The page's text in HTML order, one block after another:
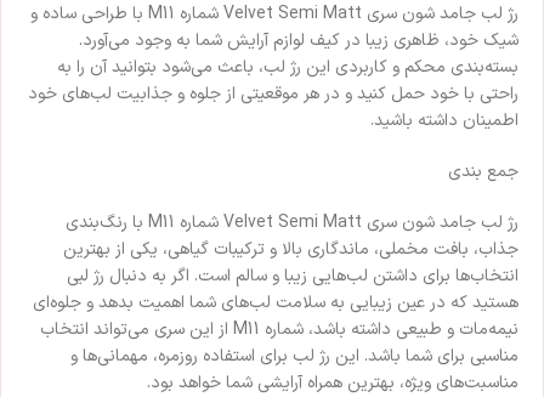
رژ لب جامد شون سری Velvet Semi Matt شماره M11 با طراحی ساده و
شیک خود، ظاهری زیبا در کیف لوازم آرایش شما به وجود می‌آورد.
بسته‌بندی محکم و کاربردی این رژ لب، باعث می‌شود بتوانید آن را به
راحتی با خود حمل کنید و در هر موقعیتی از جلوه و جذابیت لب‌های خود
اطمینان داشته باشید.
جمع بندی
رژ لب جامد شون سری Velvet Semi Matt شماره M11 با رنگ‌بندی
جذاب، بافت مخملی، ماندگاری بالا و ترکیبات گیاهی، یکی از بهترین
انتخاب‌ها برای داشتن لب‌هایی زیبا و سالم است. اگر به دنبال رژ لبی
هستید که در عین زیبایی به سلامت لب‌های شما اهمیت بدهد و جلوه‌ای
نیمه‌مات و طبیعی داشته باشد، شماره M11 از این سری می‌تواند انتخاب
مناسبی برای شما باشد. این رژ لب برای استفاده روزمره، مهمانی‌ها و
مناسبت‌های ویژه، بهترین همراه آرایشی شما خواهد بود.